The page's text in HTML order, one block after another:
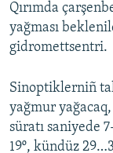
Qırımda
yağması
gidromettsentri.
Sinoptiklerniñ
yağmur
süratı saniyede
19º, kündüz